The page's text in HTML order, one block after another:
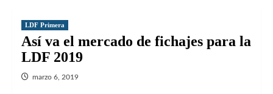
LDF Primera
Así va el mercado de fichajes para la
LDF 2019
marzo 6, 2019